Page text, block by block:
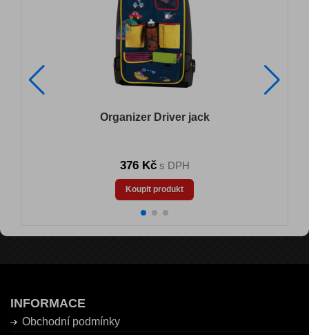
Organizer Driver jack
376 Kčs DPH
Koupit produkt
INFORMACE
Obchodní podmínky